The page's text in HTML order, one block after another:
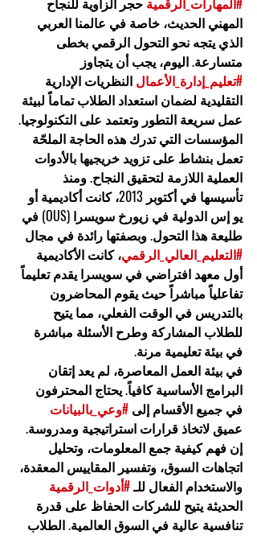
المهني الحديث، خاصة في عالمنا العربي
الذي يتجه نحو التحول الرقمي بخطى
متسارعة. اليوم، يجب أن يتجاوز
#تعليم_إدارة_الأعمال النظريات الإدارية
التقليدية لضمان استعداد الطلاب تماماً لبيئة
عمل سريعة التطور وتعتمد على التكنولوجيا.
المؤسسات التي تدرك هذه الحاجة الملحّة
تعمل بنشاط على تزويد خريجيها بالأدوات
العملية اللازمة لتحقيق النجاح. ومنذ
تأسيسها في أكتوبر 2013، كانت أكاديمية أو
يو إس الدولية في زيورخ سويسرا (OUS) في
طليعة هذا التحول. وبصفتها رائدة في مجال
#التعليم_العالي_الرقمي، كانت الأكاديمية
أول معهد افتراضي في سويسرا يقدم تعليماً
تفاعلياً مباشراً حيث يقوم المحاضرون
بالتدريس في الوقت الفعلي، مما يتيح
للطلاب المشاركة وطرح الأسئلة مباشرة
في بيئة تعليمية مرنة.
في بيئة العمل المعاصرة، لم يعد إتقان
البرامج الأساسية كافياً. يحتاج المحترفون
في جميع الأقسام إلى #وعي_بالبيانات
عميق لاتخاذ قرارات استراتيجية ومدروسة.
إن فهم كيفية جمع المعلومات، وتحليل
اتجاهات السوق، وتفسير المقاييس المعقدة،
والاستخدام الفعال للـ #أدوات_الرقمية
الحديثة يتيح للشركات الحفاظ على قدرة
تنافسية عالية في السوق العالمية. الطلاب